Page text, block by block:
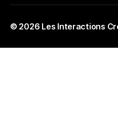
© 2026 Les Interactions